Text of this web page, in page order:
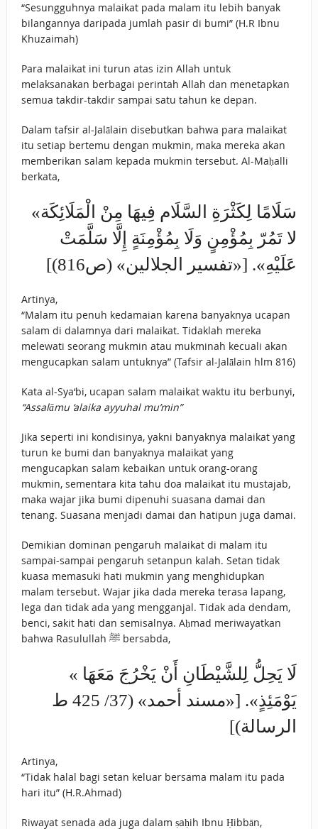
“Sesungguhnya malaikat pada malam itu lebih banyak
bilangannya daripada jumlah pasir di bumi” (H.R Ibnu
Khuzaimah)
Para malaikat ini turun atas izin Allah untuk
melaksanakan berbagai perintah Allah dan menetapkan
semua takdir-takdir sampai satu tahun ke depan.
Dalam tafsir al-Jalālain disebutkan bahwa para malaikat
itu setiap bertemu dengan mukmin, maka mereka akan
memberikan salam kepada mukmin tersebut. Al-Maḥalli
berkata,
«سَلَامًا لِكَثْرَةِ السَّلَام فِيهَا مِنْ الْمَلَائِكَة
لا تَمُرّ بِمُؤْمِنٍ وَلَا بِمُؤْمِنَةٍ إِلَّا سَلَّمَتْ
عَلَيْهِ». [«تفسير الجلالين» (ص816)]
Artinya,
“Malam itu penuh kedamaian karena banyaknya ucapan
salam di dalamnya dari malaikat. Tidaklah mereka
melewati seorang mukmin atau mukminah kecuali akan
mengucapkan salam untuknya” (Tafsir al-Jalālain hlm 816)
Kata al-Sya‘bi, ucapan salam malaikat waktu itu berbunyi,
“Assalāmu ‘alaika ayyuhal mu’min”
Jika seperti ini kondisinya, yakni banyaknya malaikat yang
turun ke bumi dan banyaknya malaikat yang
mengucapkan salam kebaikan untuk orang-orang
mukmin, sementara kita tahu doa malaikat itu mustajab,
maka wajar jika bumi dipenuhi suasana damai dan
tenang. Suasana menjadi damai dan hatipun juga damai.
Demikian dominan pengaruh malaikat di malam itu
sampai-sampai pengaruh setanpun kalah. Setan tidak
kuasa memasuki hati mukmin yang menghidupkan
malam tersebut. Wajar jika dada mereka terasa lapang,
lega dan tidak ada yang mengganjal. Tidak ada dendam,
benci, sakit hati dan semisalnya. Aḥmad meriwayatkan
bahwa Rasulullah ﷺ bersabda,
« لَا يَحِلُّ لِلشَّيْطَانِ أَنْ يَخْرُجَ مَعَهَا
يَوْمَئِذٍ». [«مسند أحمد» (37/ 425 ط
الرسالة)]
Artinya,
“Tidak halal bagi setan keluar bersama malam itu pada
hari itu” (H.R.Ahmad)
Riwayat senada ada juga dalam ṣaḥih Ibnu Ḥibbān,